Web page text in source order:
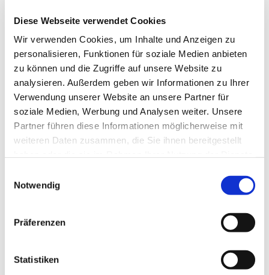
Diese Webseite verwendet Cookies
Wir verwenden Cookies, um Inhalte und Anzeigen zu
personalisieren, Funktionen für soziale Medien anbieten
zu können und die Zugriffe auf unsere Website zu
analysieren. Außerdem geben wir Informationen zu Ihrer
Verwendung unserer Website an unsere Partner für
soziale Medien, Werbung und Analysen weiter. Unsere
Partner führen diese Informationen möglicherweise mit
weiteren Daten zusammen, die Sie ihnen bereitgestellt
Notwendig
Präferenzen
Statistiken
Dies könnte Sie auch
interessieren